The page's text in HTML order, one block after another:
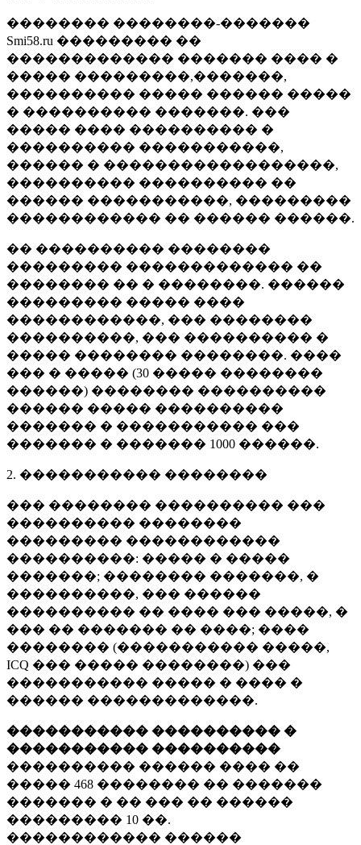
�������� ��������-�������
Smi58.ru ��������� ��
������������� ������� ���� �
����� ���������,�������,
���������� ����� ������ �����
� ���������� �������. ���
����� ���� ���������� �
���������� �����������,
������ � ������������������,
���������� ���������� ��
������ �����������, ���������
������������ �� ������ ������.
�� ���������� ��������
��������� ������������� ��
�������� �� � ��������. ������
��������� ����� ����
������������, ��� ��������
����������, ��� ���������� �
����� �������� ��������. ����
��� � ����� (30 ����� ��������
������) �������� ����������
������ ����� ����������
������� � ����������� ���
������� � ������� 1000 ������.
2. ����������� ��������
��� �������� ���������� ���
���������� ��������
��������� ������������
����������: ����� � �����
�������; �������� �������, �
����������, ��� ������
���������� �� ���� ��� �����, �
��� �� ������� �� ����; ����
�������� (����������� �����,
ICQ ��� ����� ��������) ���
����������� ����� � ���� �
������ �������������.
����������� ���������� �
����������� ����������
���������� ������ ���� ��
����� 468 �������� �� �������
������� � �� ��� �� ������
��������� 10 ��.
������������ ������